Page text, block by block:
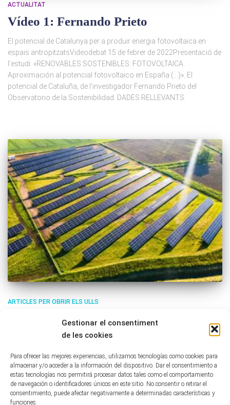
Gestionar el consentiment
de les cookies
Para ofrecer las mejores experiencias, utilizamos tecnologías como cookies para
almacenar y/o acceder a la información del dispositivo. Dar el consentimiento a
estas tecnologías nos permitirá procesar datos tales como el comportamiento
de navegación o identificadores únicos en este sitio. No consentir o retirar el
consentimiento, puede afectar negativamente a determinadas características y
funciones.
ACTUALITAT
Vídeo 1: Fernando Prieto
El potencial de Catalunya per a produir energia fotovoltaica en
espais antropitzatsVideodebat 15 de febrer de 2022Presentació de
l’estudi: «RENOVABLES SOSTENIBLES: FOTOVOLTAICA.
Aproximación al potencial fotovoltaico en España (…)». El
potencial de Cataluña, de l’investigador Fernando Prieto del
Observatorio de la Sostenibilidad. DADES RELLEVANTS:
ARTICLES PER OBRIR ELS ULLS
Els contractes de lloguer de terres per
a construir Macrocentrals d’Energies
Renovables – Elements a tenir en
compte abans de signar i després –
Taula Rodona on-line – 23 de novembre de 2022 Intervencions: